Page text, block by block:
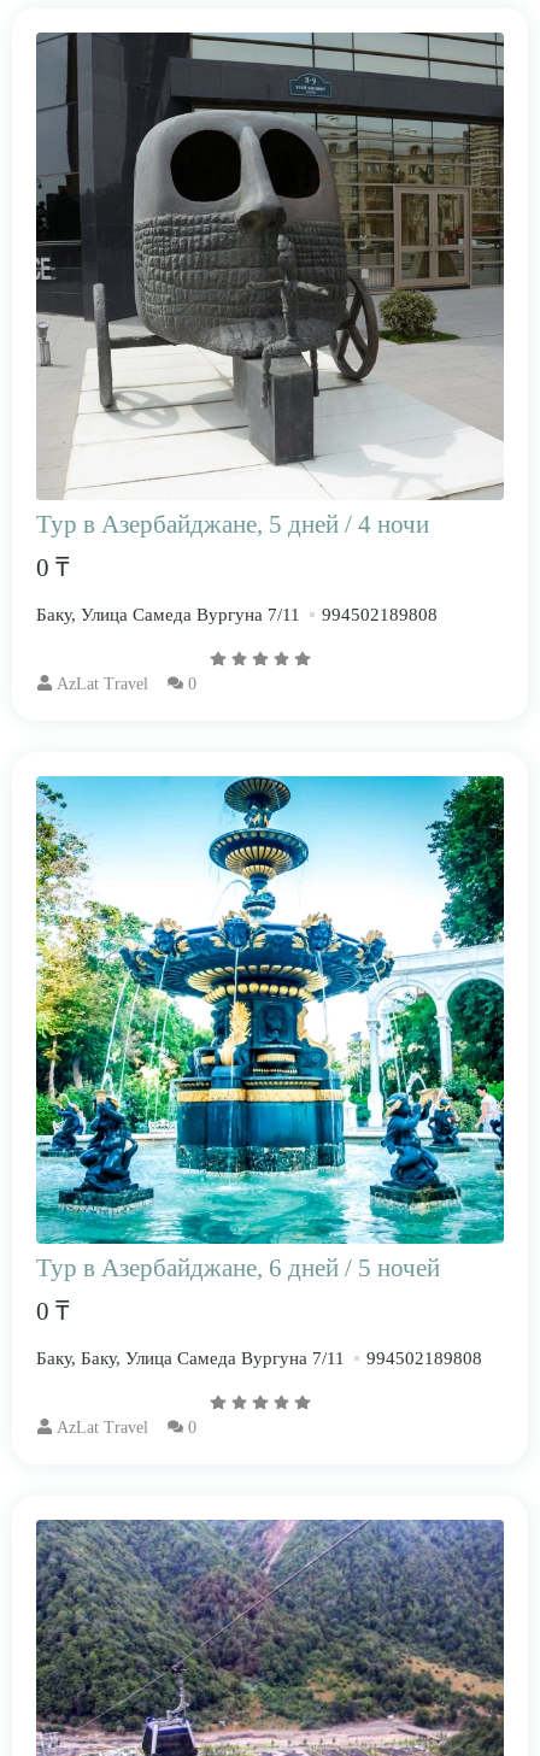
Тур в Азербайджане, 5 дней / 4 ночи
0 ₸
Баку, Улица Самеда Вургуна 7/11 994502189808
AzLat Travel 0
Тур в Азербайджане, 6 дней / 5 ночей
0 ₸
Баку, Баку, Улица Самеда Вургуна 7/11 994502189808
AzLat Travel 0